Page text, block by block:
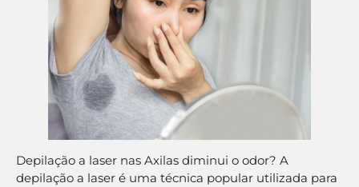
Depilação a laser nas Axilas diminui o odor? A
depilação a laser é uma técnica popular utilizada para